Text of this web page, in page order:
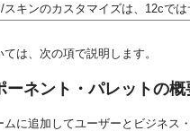
キンのカスタマイズは、12cで
は、次の項で説明します。
ネント・パレットの概
に追加してユーザーとビジネ